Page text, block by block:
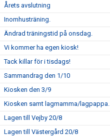
Årets avslutning
Inomhusträning.
Ändrad träningstid på onsdag.
Vi kommer ha egen kiosk!
Tack killar för i tisdags!
Sammandrag den 1/10
Kiosken den 3/9
Kiosken samt lagmamma/lagpappa.
Lagen till Vejby 20/8
Lagen till Västergård 20/8